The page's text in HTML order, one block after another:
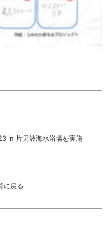
in 片男波海水浴場を実施
に戻る